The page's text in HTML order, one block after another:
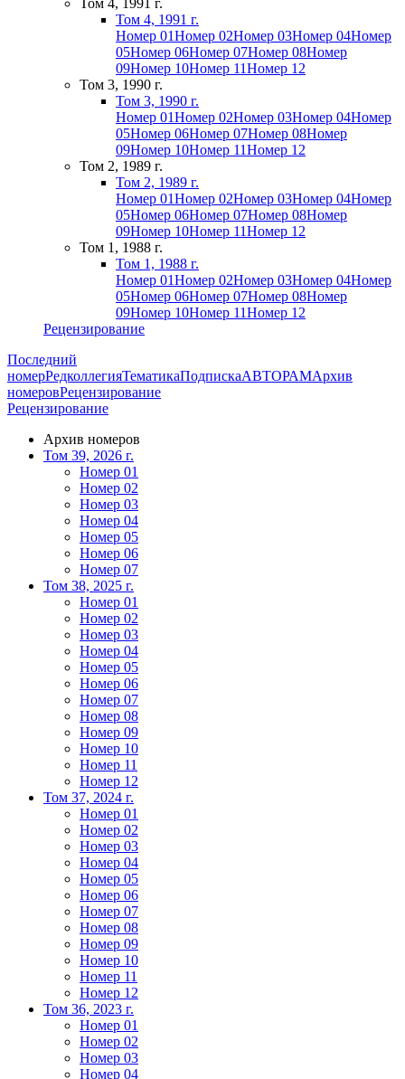
Том 4, 1991 г.
Том 4, 1991 г.
Номер 01Номер 02Номер 03Номер 04Номер
05Номер 06Номер 07Номер 08Номер
09Номер 10Номер 11Номер 12
Том 3, 1990 г.
Том 3, 1990 г.
Номер 01Номер 02Номер 03Номер 04Номер
05Номер 06Номер 07Номер 08Номер
09Номер 10Номер 11Номер 12
Том 2, 1989 г.
Том 2, 1989 г.
Номер 01Номер 02Номер 03Номер 04Номер
05Номер 06Номер 07Номер 08Номер
09Номер 10Номер 11Номер 12
Том 1, 1988 г.
Том 1, 1988 г.
Номер 01Номер 02Номер 03Номер 04Номер
05Номер 06Номер 07Номер 08Номер
09Номер 10Номер 11Номер 12
Рецензирование
Последний
номерРедколлегияТематикаПодпискаАВТОРАМАрхив
номеровРецензирование
Рецензирование
Архив номеров
Том 39, 2026 г.
Номер 01
Номер 02
Номер 03
Номер 04
Номер 05
Номер 06
Номер 07
Том 38, 2025 г.
Номер 01
Номер 02
Номер 03
Номер 04
Номер 05
Номер 06
Номер 07
Номер 08
Номер 09
Номер 10
Номер 11
Номер 12
Том 37, 2024 г.
Номер 01
Номер 02
Номер 03
Номер 04
Номер 05
Номер 06
Номер 07
Номер 08
Номер 09
Номер 10
Номер 11
Номер 12
Том 36, 2023 г.
Номер 01
Номер 02
Номер 03
Номер 04